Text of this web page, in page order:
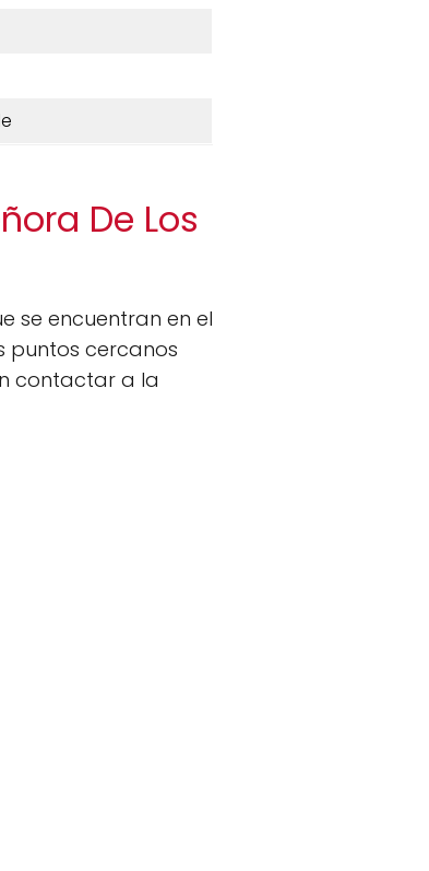
De Los
se encuentran en el
puntos cercanos
contactar a la